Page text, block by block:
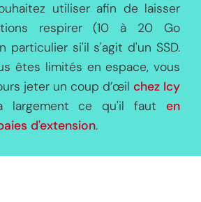
utiliser afin de laisser
respirer (10 à 20 Go
particulier si'il s'agit d'un SSD.
êtes limités en espace, vous
jeter un coup d’œil chez Icy
largement ce qu'il faut en
d'extension.